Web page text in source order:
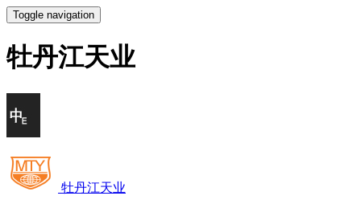
Toggle navigation
牡丹江天业
牡丹江天业